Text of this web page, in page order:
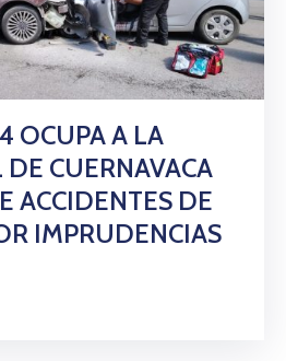
OCUPA A LA
CUERNAVACA
ACCIDENTES DE
IMPRUDENCIAS